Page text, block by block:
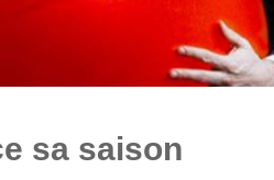
sa saison